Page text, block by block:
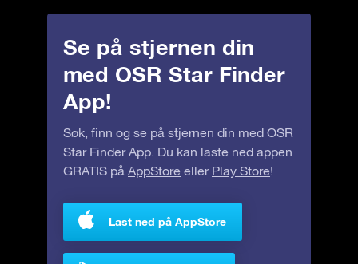
Se på stjernen din
med OSR Star Finder
App!
Søk, finn og se på stjernen din med OSR
Star Finder App. Du kan laste ned appen
GRATIS på AppStore eller Play Store!
Last ned på AppStore